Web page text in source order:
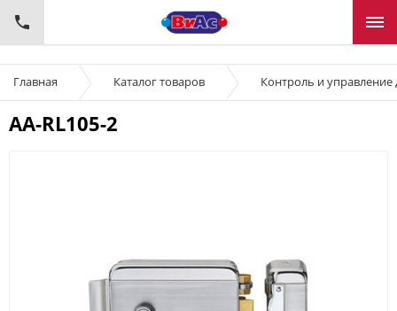
Главная Каталог товаров Контроль и управление
AA-RL105-2